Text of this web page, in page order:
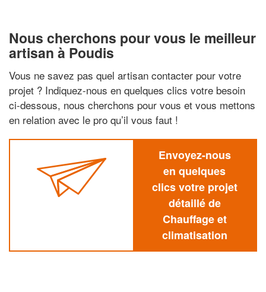
Nous cherchons pour vous le meilleur
artisan à Poudis
Vous ne savez pas quel artisan contacter pour votre
projet ? Indiquez-nous en quelques clics votre besoin
ci-dessous, nous cherchons pour vous et vous mettons
en relation avec le pro qu’il vous faut !
Envoyez-nous
en quelques
clics votre projet
détaillé de
Chauffage et
climatisation